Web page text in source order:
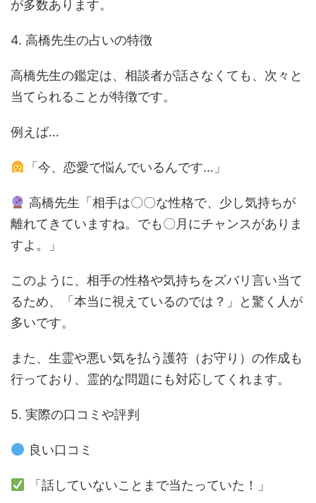
が多数あります。
4. 高橋先生の占いの特徴
高橋先生の鑑定は、相談者が話さなくても、次々と
当てられることが特徴です。
例えば…
「今、恋愛で悩んでいるんです…」
高橋先生「相手は〇〇な性格で、少し気持ちが
離れてきていますね。でも〇月にチャンスがありま
すよ。」
このように、相手の性格や気持ちをズバリ言い当て
るため、「本当に視えているのでは？」と驚く人が
多いです。
また、生霊や悪い気を払う護符（お守り）の作成も
行っており、霊的な問題にも対応してくれます。
5. 実際の口コミや評判
良い口コミ
「話していないことまで当たっていた！」